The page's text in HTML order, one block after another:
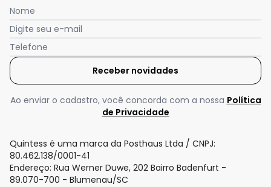
Nome
Digite seu e-mail
Telefone
Receber novidades
Ao enviar o cadastro, você concorda com a nossa Política
de Privacidade
Quintess é uma marca da Posthaus Ltda / CNPJ:
80.462.138/0001-41
Endereço: Rua Werner Duwe, 202 Bairro Badenfurt -
89.070-700 - Blumenau/SC